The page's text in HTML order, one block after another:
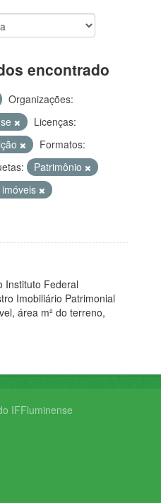
encontrado
Organizações:
Licenças:
Formatos:
Patrimônio
Instituto Federal
Imobiliário Patrimonial
área m² do terreno,
IFFluminense